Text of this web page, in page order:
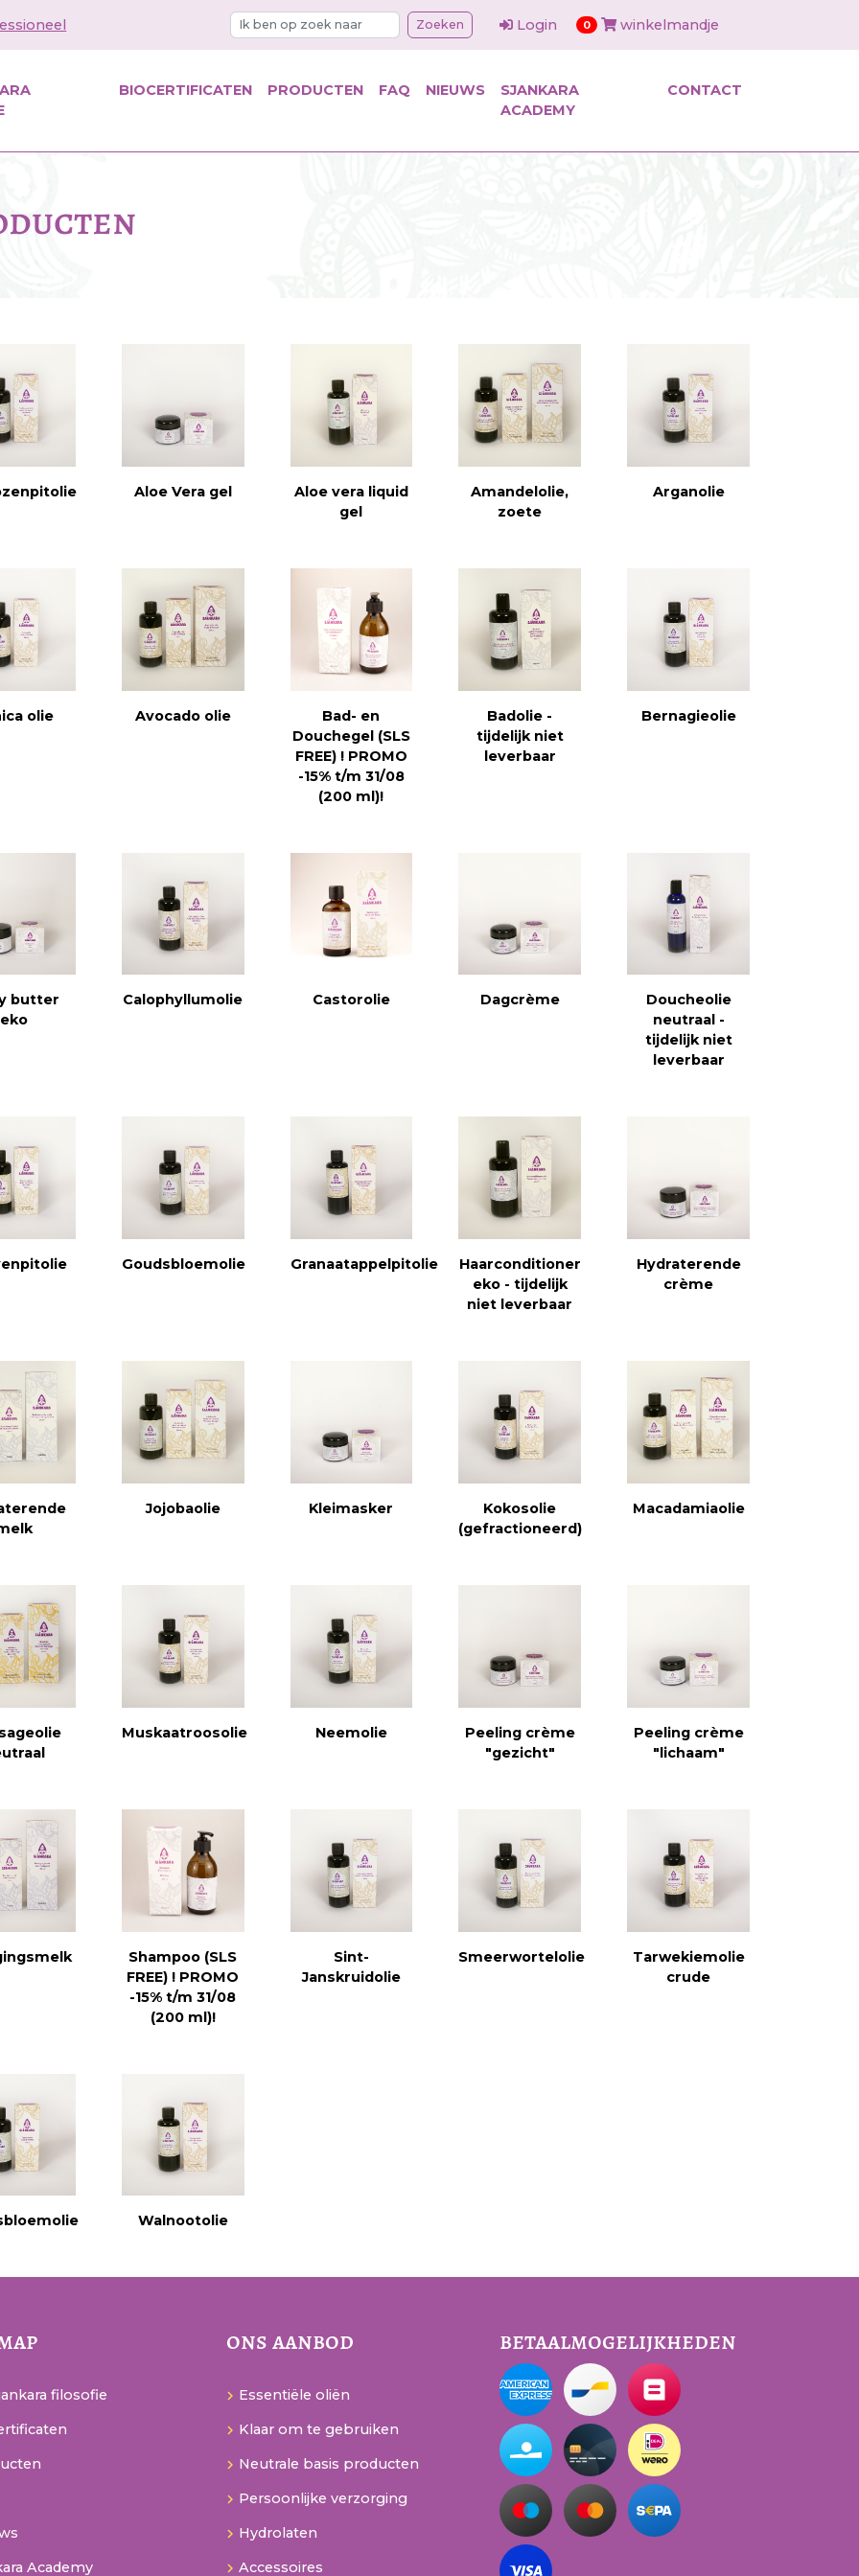
Zoeken Login 0items in cart
winkelmandje
BIOCERTIFICATEN PRODUCTEN FAQ NIEUWS
SJANKARA
ACADEMY
CONTACT
Aloe Vera gel
Aloe vera liquid
gel
Amandelolie,
zoete
Arganolie
olie Avocado olie
Bad- en
Douchegel (SLS
FREE) ! PROMO
-15% t/m 31/08
(200 ml)!
Badolie -
tijdelijk niet
leverbaar
Bernagieolie
butter
eko
Calophyllumolie Castorolie Dagcrème
Doucheolie
neutraal -
tijdelijk niet
leverbaar
Goudsbloemolie Granaatappelpitolie
Haarconditioner
eko - tijdelijk
niet leverbaar
Hydraterende
crème
Jojobaolie Kleimasker
Kokosolie
(gefractioneerd)
Macadamiaolie
Muskaatroosolie Neemolie
Peeling crème
"gezicht"
Peeling crème
"lichaam"
Shampoo (SLS
FREE) ! PROMO
-15% t/m 31/08
(200 ml)!
Sint-
Janskruidolie
Smeerwortelolie
Tarwekiemolie
crude
Walnootolie
filosofie
Academy
ons aanbod
Essentiële oliën
Klaar om te gebruiken
Neutrale basis producten
Persoonlijke verzorging
Hydrolaten
Accessoires
betaalmogelijkheden